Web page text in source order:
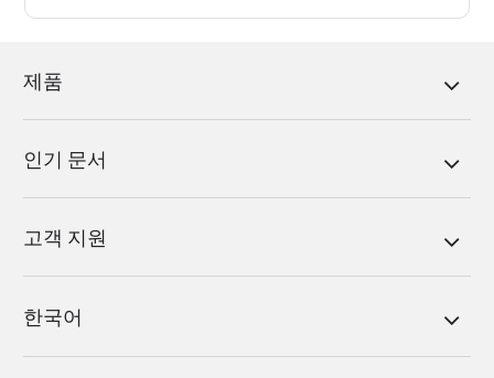
제품
인기 문서
고객 지원
한국어